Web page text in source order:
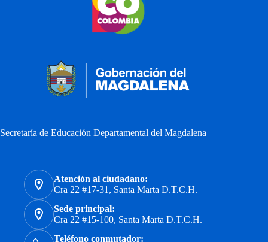
Secretaría de Educación Departamental del Magdalena
Atención al ciudadano:
Cra 22 #17-31, Santa Marta D.T.C.H.
Sede principal:
Cra 22 #15-100, Santa Marta D.T.C.H.
Teléfono conmutador: